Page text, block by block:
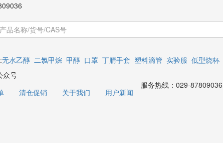
无水乙醇 二氯甲烷 甲醇 口罩 丁腈手套 塑料滴管 实验服 低型烧杯
众号
清仓促销 关于我们 用户新闻
服务热线： 029-87809036